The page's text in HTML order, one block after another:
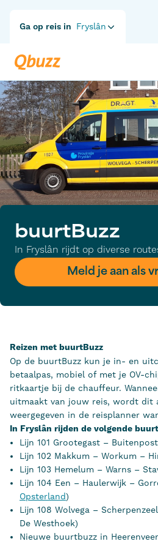
Ga op reis in Fryslân
buurtBuzz
In Fryslân rijdt op diverse
Meld je aan als
Reizen met buurtBuzz
Op de buurtBuzz kun je in- en
betaalpas, mobiel of met je OV-
ritkaartje bij de chauffeur.
uitmaakt van jouw reis, wordt dit
weergegeven in de reisplanner
In Fryslân rijden de volgende
Lijn 101 Grootegast –
Lijn 102 Makkum – Workum –
Lijn 103 Hemelum – Warns –
Lijn 104 Een – Haulerwijk –
Opsterland)
Lijn 108 Wolvega –
De Westhoek)
Nieuwe buurtbuzz in